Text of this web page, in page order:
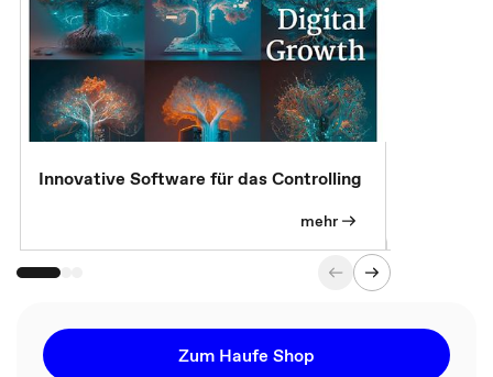
Innovative Software für das Controlling
mehr
Zum Haufe Shop